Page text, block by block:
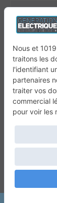
Génération 4×4